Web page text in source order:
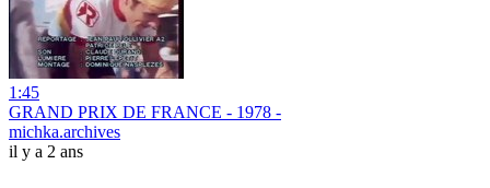
1:45
GRAND PRIX DE FRANCE - 1978 -
michka.archives
il y a 2 ans